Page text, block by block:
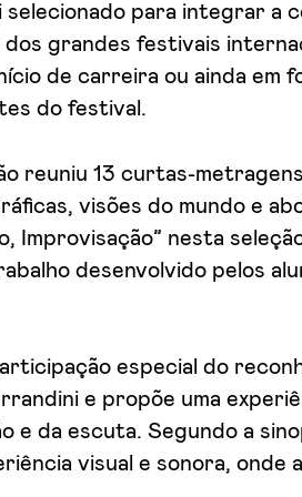
selecionado para integrar a
dos grandes festivais
de carreira ou ainda em
do festival.
reuniu 13 curtas-
visões do mundo e
Improvisação” nesta
desenvolvido pelos
especial do
e propõe uma
e da escuta. Segundo a
visual e sonora, onde